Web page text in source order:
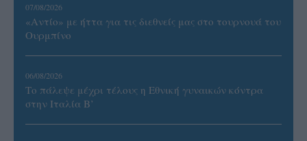
07/08/2026
«Αντίο» με ήττα για τις διεθνείς μας στο τουρνουά του
Ουρμπίνο
06/08/2026
Το πάλεψε μέχρι τέλους η Εθνική γυναικών κόντρα
στην Ιταλία Β’